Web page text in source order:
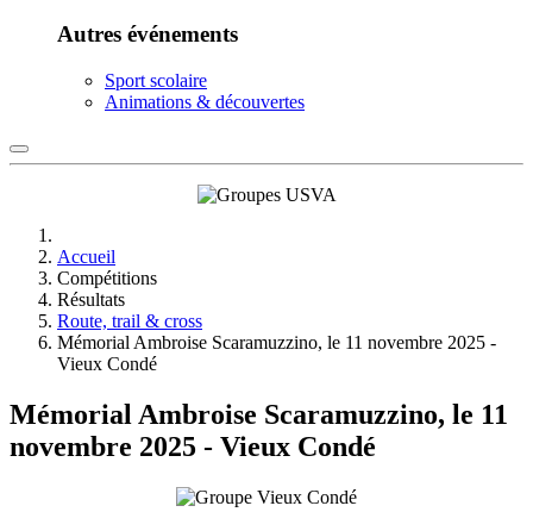
Autres événements
Sport scolaire
Animations & découvertes
Accueil
Compétitions
Résultats
Route, trail & cross
Mémorial Ambroise Scaramuzzino, le 11 novembre 2025 -
Vieux Condé
Mémorial Ambroise Scaramuzzino, le 11
novembre 2025 - Vieux Condé